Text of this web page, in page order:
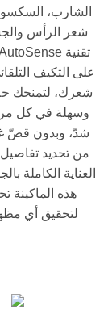
الشارب،
شعر الرأس
على التكيف
شعرك، لتمنحك
وسهلة في كل
شدّ، وبدون قصّ
من تحديد
العناية الكاملة
هذه الماكينة
لتحقيق أي